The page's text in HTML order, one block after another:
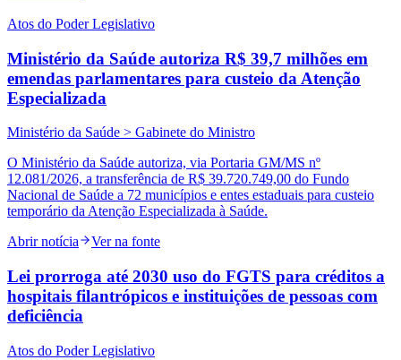
Atos do Poder Legislativo
Ministério da Saúde autoriza R$ 39,7 milhões em
emendas parlamentares para custeio da Atenção
Especializada
Ministério da Saúde > Gabinete do Ministro
O Ministério da Saúde autoriza, via Portaria GM/MS nº
12.081/2026, a transferência de R$ 39.720.749,00 do Fundo
Nacional de Saúde a 72 municípios e entes estaduais para custeio
temporário da Atenção Especializada à Saúde.
Abrir notícia
Ver na fonte
Lei prorroga até 2030 uso do FGTS para créditos a
hospitais filantrópicos e instituições de pessoas com
deficiência
Atos do Poder Legislativo